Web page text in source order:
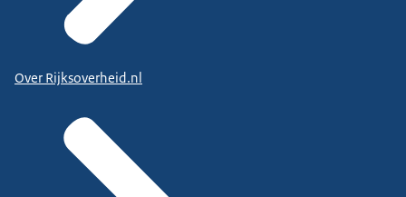
Over Rijksoverheid.nl